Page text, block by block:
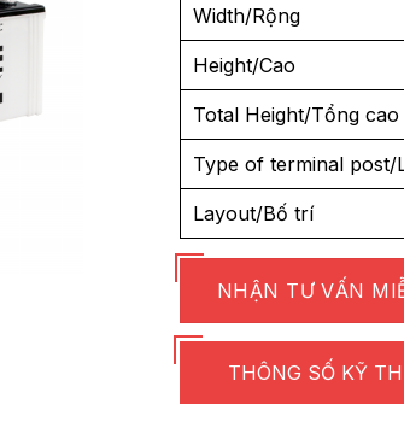
Width/Rộng
Height/Cao
Total Height/Tổng cao
Type of terminal post/
Layout/Bố trí
NHẬN TƯ VẤN
THÔNG SỐ KỸ